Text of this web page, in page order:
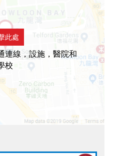
此處
連線，設施，醫院和
校